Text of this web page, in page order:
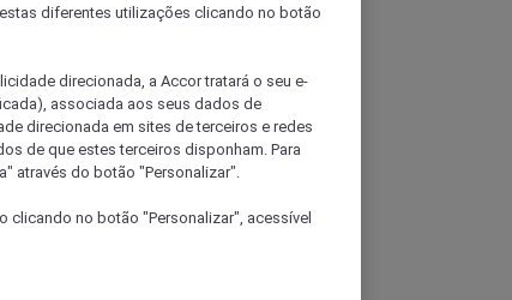
diferentes utilizações clicando no botão
direcionada, a Accor tratará o seu e-
associada aos seus dados de
direcionada em sites de terceiros e redes
de que estes terceiros disponham. Para
através do botão "Personalizar".
clicando no botão "Personalizar", acessível